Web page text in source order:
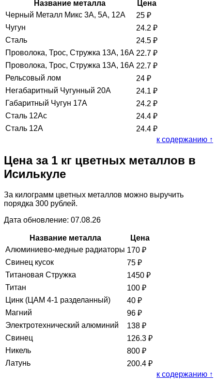
Название металла
Цена
Черный Металл Микс 3А, 5А, 12А
25 ₽
Чугун
24.2 ₽
Сталь
24.5 ₽
Проволока, Трос, Стружка 13А, 16А 22.7 ₽
Проволока, Трос, Стружка 13А, 16А 22.7 ₽
Рельсовый лом
24 ₽
Негабаритный Чугунный 20А
24.1 ₽
Габаритный Чугун 17А
24.2 ₽
Сталь 12Ас
24.4 ₽
Сталь 12А
24.4 ₽
к содержанию ↑
Цена за 1 кг цветных металлов в
Исилькуле
За килограмм цветных металлов можно выручить
порядка 300 рублей.
Дата обновление: 07.08.26
Название металла
Цена
Алюминиево-медные радиаторы 170 ₽
Свинец кусок
75 ₽
Титановая Стружка
1450 ₽
Титан
100 ₽
Цинк (ЦАМ 4-1 разделанный)
40 ₽
Магний
96 ₽
Электротехнический алюминий
138 ₽
Свинец
126.3 ₽
Никель
800 ₽
Латунь
200.4 ₽
к содержанию ↑